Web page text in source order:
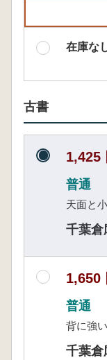
在庫な
古書
1,425
普通
天面と
千葉倉
1,650
普通
背に強
千葉倉